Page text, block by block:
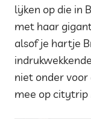
lijken op die in
met haar
alsof je hartje
indrukwekkende
niet onder voor
mee op citytrip